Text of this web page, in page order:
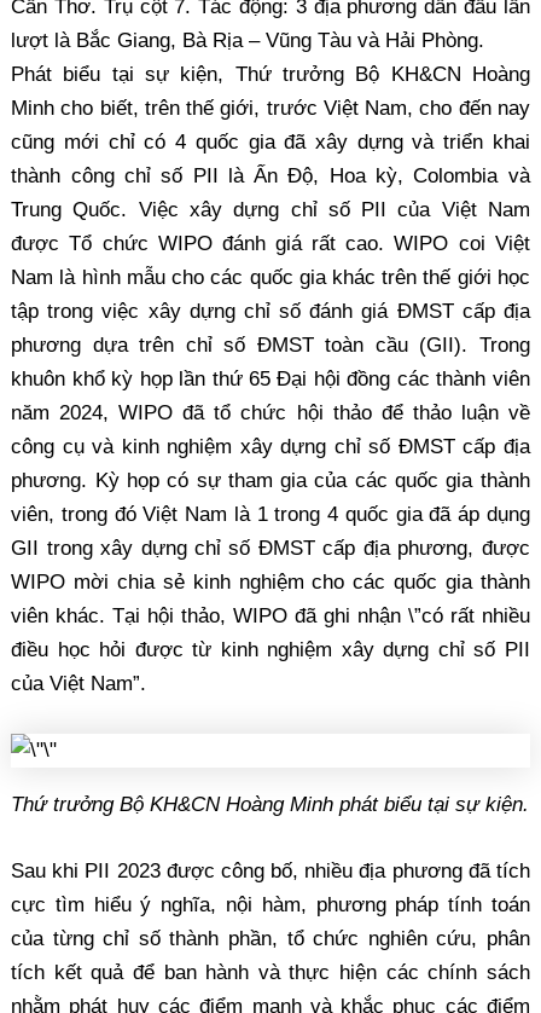
Cần Thơ. Trụ cột 7. Tác động: 3 địa phương dẫn đầu lần
lượt là Bắc Giang, Bà Rịa – Vũng Tàu và Hải Phòng.
Phát biểu tại sự kiện, Thứ trưởng Bộ KH&CN Hoàng
Minh cho biết, trên thế giới, trước Việt Nam, cho đến nay
cũng mới chỉ có 4 quốc gia đã xây dựng và triển khai
thành công chỉ số PII là Ấn Độ, Hoa kỳ, Colombia và
Trung Quốc. Việc xây dựng chỉ số PII của Việt Nam
được Tổ chức WIPO đánh giá rất cao. WIPO coi Việt
Nam là hình mẫu cho các quốc gia khác trên thế giới học
tập trong việc xây dựng chỉ số đánh giá ĐMST cấp địa
phương dựa trên chỉ số ĐMST toàn cầu (GII). Trong
khuôn khổ kỳ họp lần thứ 65 Đại hội đồng các thành viên
năm 2024, WIPO đã tổ chức hội thảo để thảo luận về
công cụ và kinh nghiệm xây dựng chỉ số ĐMST cấp địa
phương. Kỳ họp có sự tham gia của các quốc gia thành
viên, trong đó Việt Nam là 1 trong 4 quốc gia đã áp dụng
GII trong xây dựng chỉ số ĐMST cấp địa phương, được
WIPO mời chia sẻ kinh nghiệm cho các quốc gia thành
viên khác. Tại hội thảo, WIPO đã ghi nhận \”có rất nhiều
điều học hỏi được từ kinh nghiệm xây dựng chỉ số PII
của Việt Nam”.
Thứ trưởng Bộ KH&CN Hoàng Minh phát biểu tại sự kiện.
Sau khi PII 2023 được công bố, nhiều địa phương đã tích
cực tìm hiểu ý nghĩa, nội hàm, phương pháp tính toán
của từng chỉ số thành phần, tổ chức nghiên cứu, phân
tích kết quả để ban hành và thực hiện các chính sách
nhằm phát huy các điểm mạnh và khắc phục các điểm